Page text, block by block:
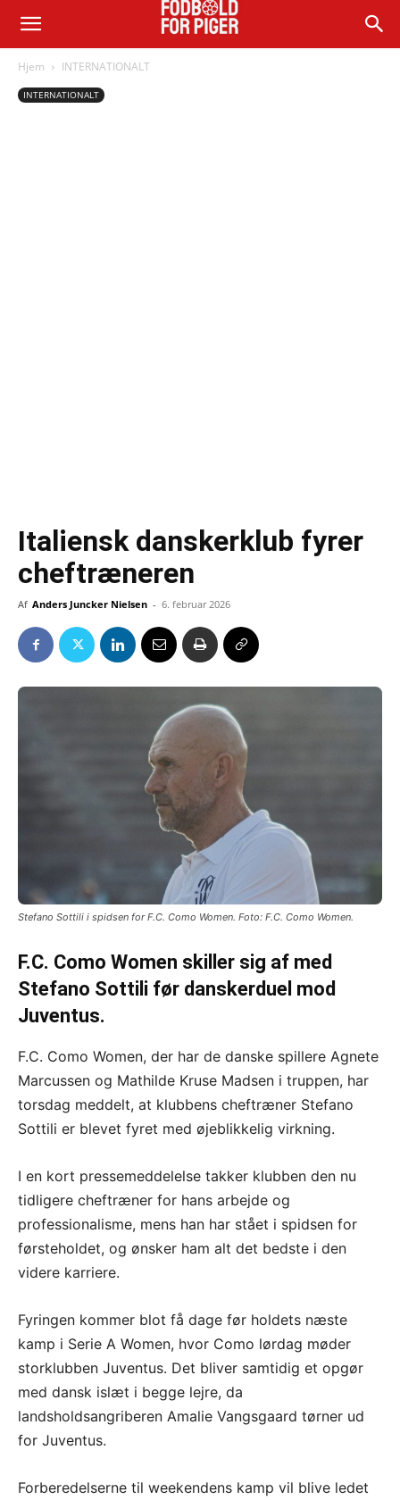
Hjem INTERNATIONALT
INTERNATIONALT
Italiensk danskerklub fyrer
cheftræneren
Af Anders Juncker Nielsen - 6. februar 2026
Stefano Sottili i spidsen for F.C. Como Women. Foto: F.C. Como Women.
F.C. Como Women skiller sig af med
Stefano Sottili før danskerduel mod
Juventus.
F.C. Como Women, der har de danske spillere Agnete
Marcussen og Mathilde Kruse Madsen i truppen, har
torsdag meddelt, at klubbens cheftræner Stefano
Sottili er blevet fyret med øjeblikkelig virkning.
I en kort pressemeddelelse takker klubben den nu
tidligere cheftræner for hans arbejde og
professionalisme, mens han har stået i spidsen for
førsteholdet, og ønsker ham alt det bedste i den
videre karriere.
Fyringen kommer blot få dage før holdets næste
kamp i Serie A Women, hvor Como lørdag møder
storklubben Juventus. Det bliver samtidig et opgør
med dansk islæt i begge lejre, da
landsholdsangriberen Amalie Vangsgaard tørner ud
for Juventus.
Forberedelserne til weekendens kamp vil blive ledet